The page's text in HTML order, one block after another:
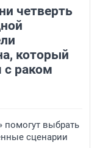
четверть
который
с раком
помогут выбрать
сценарии